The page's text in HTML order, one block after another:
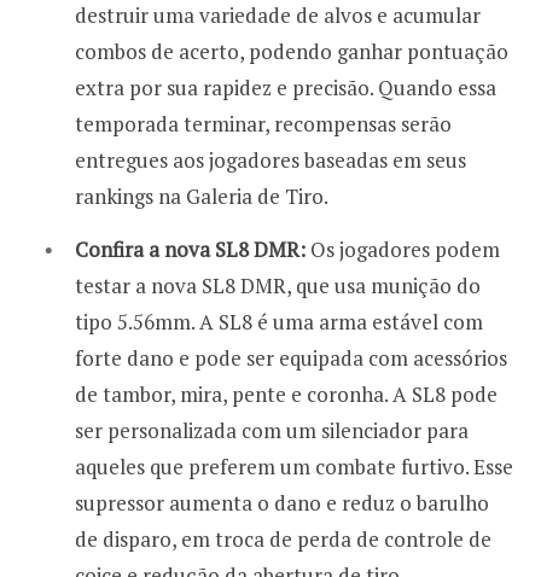
destruir uma variedade de alvos e acumular
combos de acerto, podendo ganhar pontuação
extra por sua rapidez e precisão. Quando essa
temporada terminar, recompensas serão
entregues aos jogadores baseadas em seus
rankings na Galeria de Tiro.
Confira a nova SL8 DMR: Os jogadores podem
testar a nova SL8 DMR, que usa munição do
tipo 5.56mm. A SL8 é uma arma estável com
forte dano e pode ser equipada com acessórios
de tambor, mira, pente e coronha. A SL8 pode
ser personalizada com um silenciador para
aqueles que preferem um combate furtivo. Esse
supressor aumenta o dano e reduz o barulho
de disparo, em troca de perda de controle de